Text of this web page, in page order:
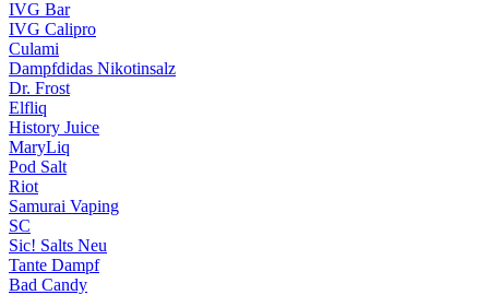
IVG Bar
IVG Calipro
Culami
Dampfdidas Nikotinsalz
Dr. Frost
Elfliq
History Juice
MaryLiq
Pod Salt
Riot
Samurai Vaping
SC
Sic! Salts Neu
Tante Dampf
Bad Candy